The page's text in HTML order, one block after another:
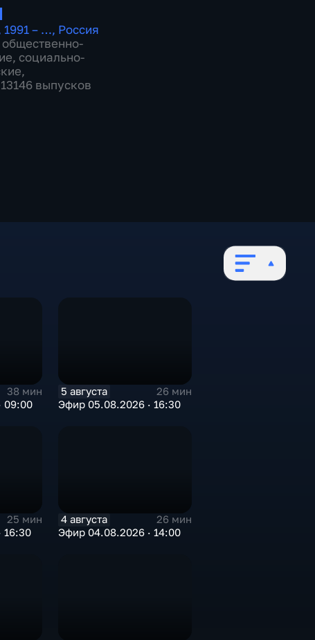
1991 – …, Россия
общественно-
, социально-
,
выпусков
38 мин
09:00
5 августа
26 мин
Эфир 05.08.2026 · 16:30
25 мин
16:30
4 августа
26 мин
Эфир 04.08.2026 · 14:00